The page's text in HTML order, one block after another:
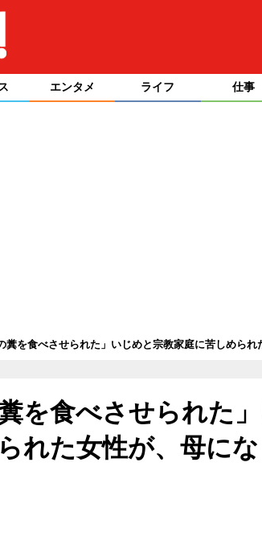
エンタメ ライフ 仕事
糞を食べさせられた」いじめと宗教家庭に苦しめら
を食べさせられた
れた女性が、母に